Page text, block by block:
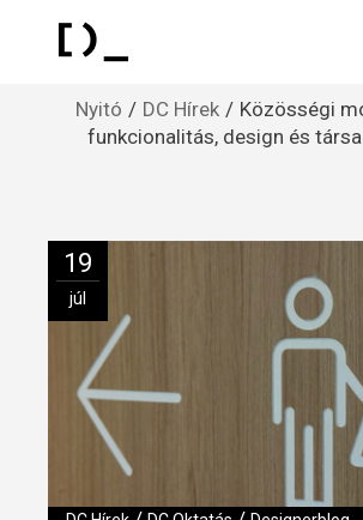
Nyitó DC Hírek
Közösségi
funkcionalitás, design és
19
júl